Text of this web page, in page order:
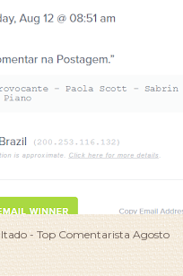
- Top Comentarista Agosto